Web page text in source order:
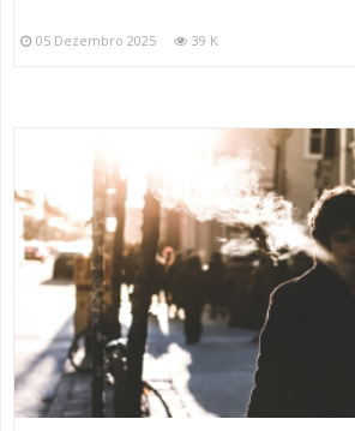
05 Dezembro 2025 39 K